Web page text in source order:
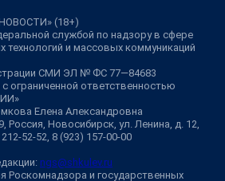
(18+)
службой по надзору в сфере
технологий и массовых коммуникаций
СМИ ЭЛ № ФС 77—84683
ограниченной ответственностью
Елена Александровна
Россия, Новосибирск, ул. Ленина, д. 12,
52-52, 8 (923) 157-00-00
ngs@shkulev.ru
Роскомнадзора и государственных